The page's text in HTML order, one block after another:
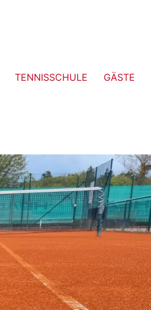
TENNISSCHULE GÄSTE